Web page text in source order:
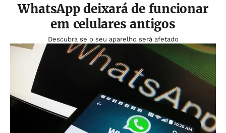
WhatsApp deixará de funcionar
em celulares antigos
Descubra se o seu aparelho será afetado